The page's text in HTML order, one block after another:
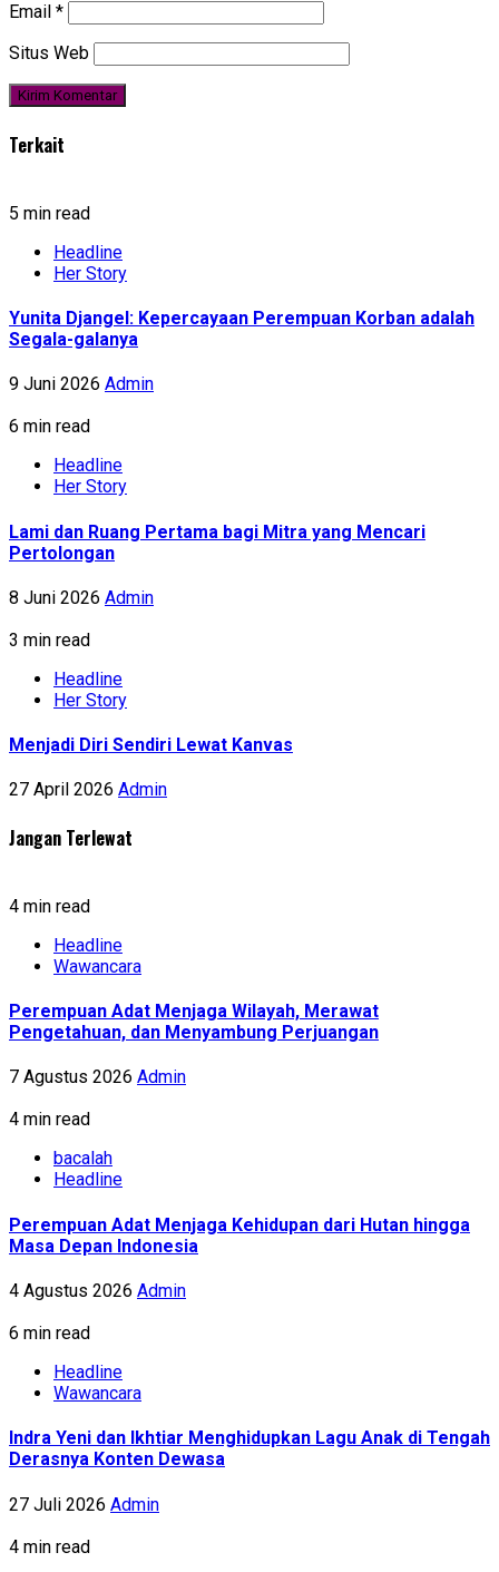
Email *
Situs Web
Terkait
5 min read
Headline
Her Story
Yunita Djangel: Kepercayaan Perempuan Korban adalah
Segala-galanya
9 Juni 2026 Admin
6 min read
Headline
Her Story
Lami dan Ruang Pertama bagi Mitra yang Mencari
Pertolongan
8 Juni 2026 Admin
3 min read
Headline
Her Story
Menjadi Diri Sendiri Lewat Kanvas
27 April 2026 Admin
Jangan Terlewat
4 min read
Headline
Wawancara
Perempuan Adat Menjaga Wilayah, Merawat
Pengetahuan, dan Menyambung Perjuangan
7 Agustus 2026 Admin
4 min read
bacalah
Headline
Perempuan Adat Menjaga Kehidupan dari Hutan hingga
Masa Depan Indonesia
4 Agustus 2026 Admin
6 min read
Headline
Wawancara
Indra Yeni dan Ikhtiar Menghidupkan Lagu Anak di Tengah
Derasnya Konten Dewasa
27 Juli 2026 Admin
4 min read